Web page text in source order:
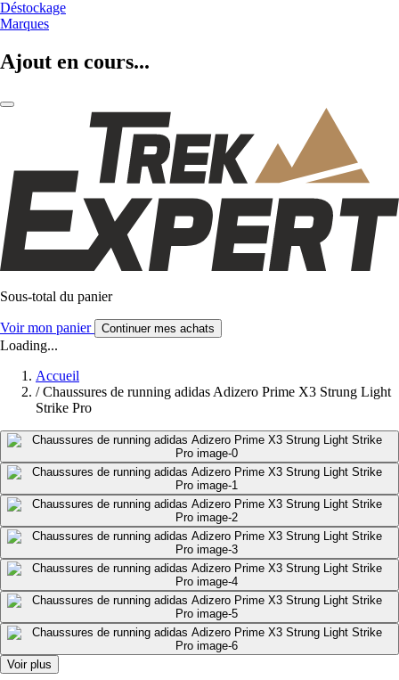
Déstockage
Marques
Ajout en cours...
Sous-total du panier
Voir mon panier Continuer mes achats
Loading...
Accueil
/ Chaussures de running adidas Adizero Prime X3 Strung Light
Strike Pro
Voir plus